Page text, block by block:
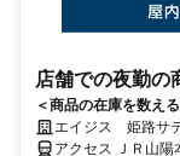
店舗での夜勤の
＜商品の在庫を数え
接で来社＆履歴書不
エイジス 姫路サ
アクセス ＪＲ山陽